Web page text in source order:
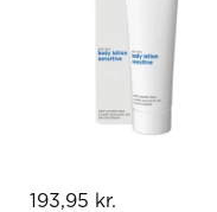
193,95 kr.